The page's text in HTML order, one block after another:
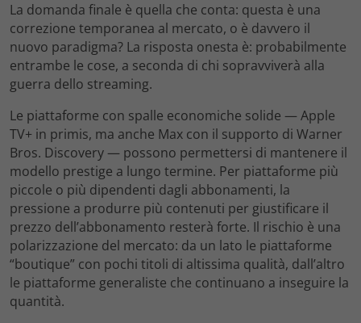
La domanda finale è quella che conta: questa è una
correzione temporanea al mercato, o è davvero il
nuovo paradigma? La risposta onesta è: probabilmente
entrambe le cose, a seconda di chi sopravviverà alla
guerra dello streaming.
Le piattaforme con spalle economiche solide — Apple
TV+ in primis, ma anche Max con il supporto di Warner
Bros. Discovery — possono permettersi di mantenere il
modello prestige a lungo termine. Per piattaforme più
piccole o più dipendenti dagli abbonamenti, la
pressione a produrre più contenuti per giustificare il
prezzo dell’abbonamento resterà forte. Il rischio è una
polarizzazione del mercato: da un lato le piattaforme
“boutique” con pochi titoli di altissima qualità, dall’altro
le piattaforme generaliste che continuano a inseguire la
quantità.